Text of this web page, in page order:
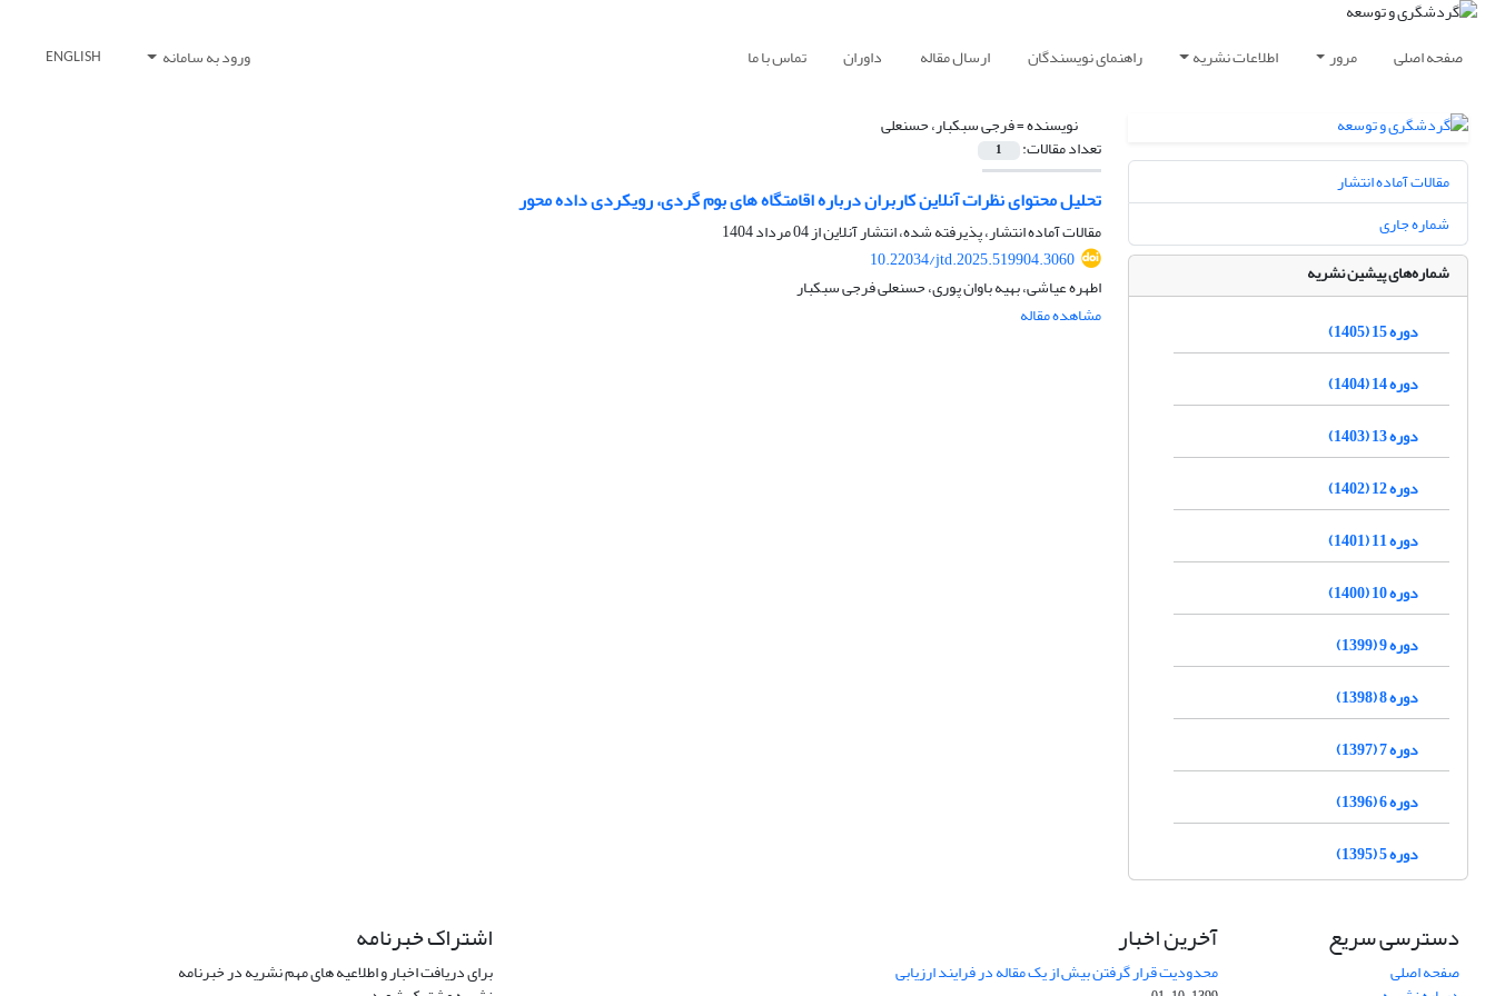
صفحه اصلی مرور اطلاعات نشریه راهنمای نویسندگان ارسال مقاله داوران تماس با ما ورود به سامانه ENGLISH
نویسنده =فرجی سبکبار، حسنعلی
تعداد مقالات: 1
تحلیل محتوای نظرات آنلاین کاربران درباره اقامتگاه های بوم گردی، رویکردی داده محور
مقالات آماده انتشار، پذیرفته شده، انتشار آنلاین از04 مرداد 1404
10.22034/jtd.2025.519904.3060
اطهره عیاشی، بهیه باوان پوری، حسنعلی فرجی سبکبار
مشاهده مقاله
مقالات آماده انتشار
شماره جاری
شماره‌های پیشین نشریه
دوره 15 (1405)
دوره 14 (1404)
دوره 13 (1403)
دوره 12 (1402)
دوره 11 (1401)
دوره 10 (1400)
دوره 9 (1399)
دوره 8 (1398)
دوره 7 (1397)
دوره 6 (1396)
دوره 5 (1395)
دسترسی سریع
صفحه اصلی
آخرین اخبار
محدودیت قرار گرفتن بیش از یک مقاله در فرایند ارزیابی
اشتراک خبرنامه
برای دریافت اخبار و اطلاعیه های مهم نشریه در خبرنامه